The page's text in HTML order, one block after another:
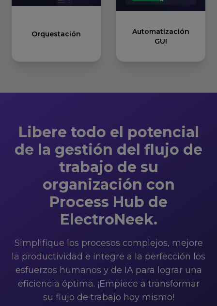
Orquestación
Automatización
GUI
Libere todo el potencial
de la gestión del flujo de
trabajo de su
organización con
Process Hub de
ElectroNeek.
Simplifique los procesos complejos, mejore
la productividad e integre a la perfección los
esfuerzos humanos y de IA para lograr una
eficiencia óptima. ¡Empiece a transformar
su flujo de trabajo hoy mismo!